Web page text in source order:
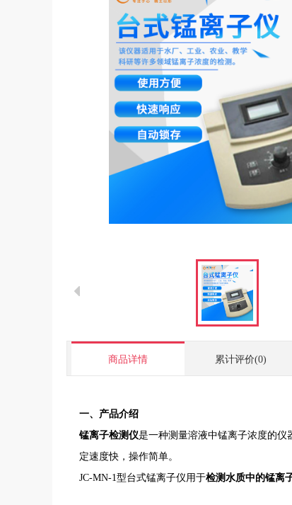
商品详情 累计评价(0)
一、 产品介绍
锰离子检测仪是一种测量溶液中锰离子浓度的仪
定速度快，操作简单。
JC-MN-1型台式锰离子仪用于检测水质中的锰离